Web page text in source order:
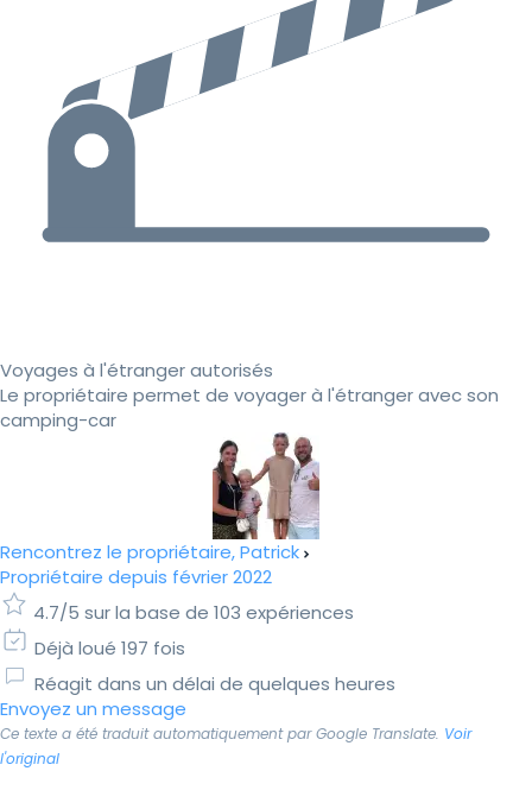
Voyages à l'étranger autorisés
Le propriétaire permet de voyager à l'étranger avec son
camping-car
Rencontrez le propriétaire, Patrick
Propriétaire depuis février 2022
4.7/5 sur la base de 103 expériences
Déjà loué 197 fois
Réagit dans un délai de quelques heures
Envoyez un message
Ce texte a été traduit automatiquement par Google Translate. Voir
l'original